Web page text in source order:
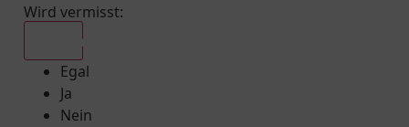
Wird vermisst:
Egal
Ja
Nein